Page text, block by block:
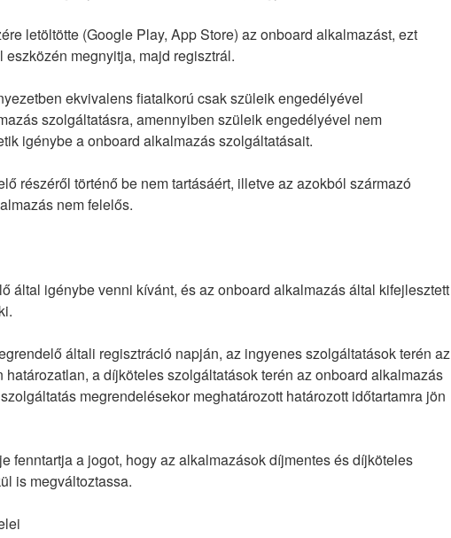
letöltötte (Google Play, App Store) az onboard alkalmazást, ezt
megnyitja, majd regisztrál.
ekvivalens fiatalkorú csak szüleik engedélyével
szolgáltatásra, amennyiben szüleik engedélyével nem
igénybe a onboard alkalmazás szolgáltatásait.
részéről történő be nem tartásáért, illetve az azokból származó
nem felelős.
által igénybe venni kívánt, és az onboard alkalmazás által kifejlesztett
általi regisztráció napján, az ingyenes szolgáltatások terén az
a díjköteles szolgáltatások terén az onboard alkalmazás
megrendelésekor meghatározott határozott időtartamra jön
fenntartja a jogot, hogy az alkalmazások díjmentes és díjköteles
is megváltoztassa.